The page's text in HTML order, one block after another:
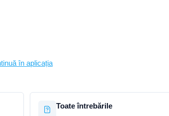
în aplicația
Toate întrebările